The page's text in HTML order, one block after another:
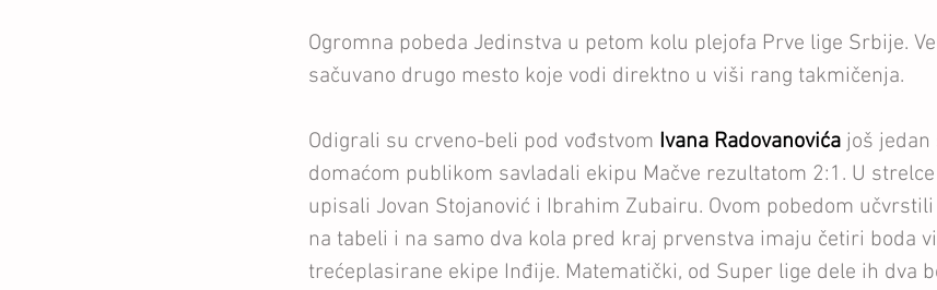
Ogromna pobeda Jedinstva u petom kolu plejofa Prve lige Srbije.
sačuvano drugo mesto koje vodi direktno u viši rang takmičenja.
Odigrali su crveno-beli pod vođstvom Ivana Radovanovića još
domaćom publikom savladali ekipu Mačve rezultatom 2:1. U
upisali Jovan Stojanović i Ibrahim Zubairu. Ovom pobedom
na tabeli i na samo dva kola pred kraj prvenstva imaju četiri boda
trećeplasirane ekipe Inđije. Matematički, od Super lige dele ih dva